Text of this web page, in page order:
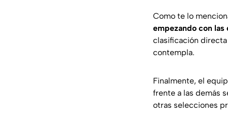
Como te lo
empezando con
clasificación
contempla.
Finalmente, el
frente a las demás
otras selecciones